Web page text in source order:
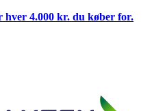
4.000 kr. du køber for.